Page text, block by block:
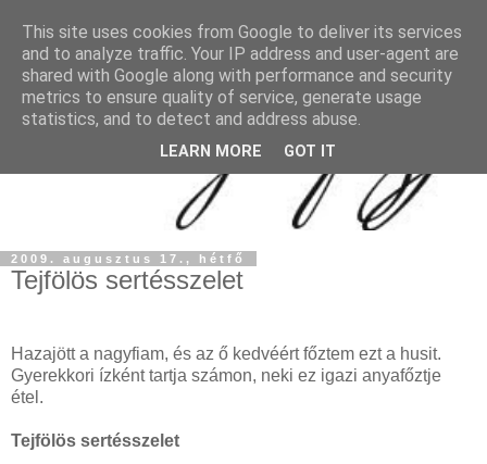
2009. augusztus 17., hétfő
Tejfölös sertésszelet
Hazajött a nagyfiam, és az ő kedvéért főztem ezt a husit.
Gyerekkori ízként tartja számon, neki ez igazi anyafőztje
étel.
Tejfölös sertésszelet
This site uses cookies from Google to deliver its services
and to analyze traffic. Your IP address and user-agent are
shared with Google along with performance and security
metrics to ensure quality of service, generate usage
statistics, and to detect and address abuse.
LEARN MORE GOT IT